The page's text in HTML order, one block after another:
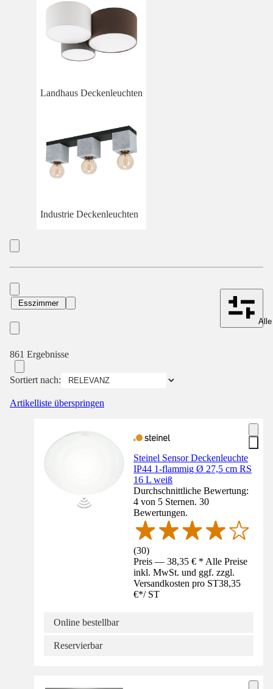
Landhaus Deckenleuchten
Industrie Deckenleuchten
Esszimmer
861 Ergebnisse
Sortiert nach:
Artikelliste überspringen
Steinel Sensor Deckenleuchte
IP44 1-flammig Ø 27,5 cm RS
16 L weiß
Durchschnittliche Bewertung:
4 von 5 Sternen. 30
Bewertungen.
(30)
Preis — 38,35 € * Alle Preise
inkl. MwSt. und ggf. zzgl.
Versandkosten pro ST38,35
€*/ ST
Online bestellbar
Reservierbar